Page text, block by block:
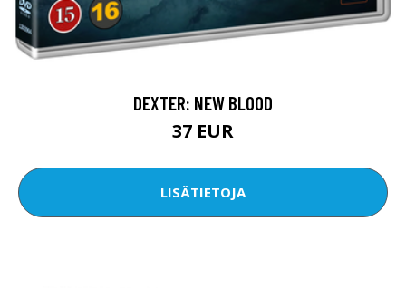
DEXTER: NEW BLOOD
37 EUR
LISÄTIETOJA